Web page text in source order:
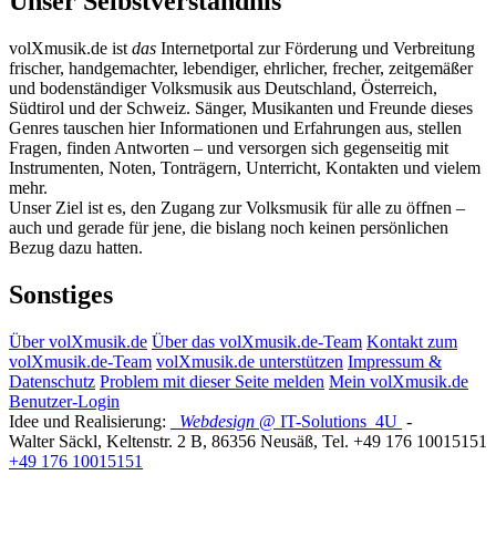
volXmusik.de ist das Internetportal zur Förderung und Verbreitung
frischer, handgemachter, lebendiger, ehrlicher, frecher, zeitgemäßer
und bodenständiger Volksmusik aus Deutschland, Österreich,
Südtirol und der Schweiz. Sänger, Musikanten und Freunde dieses
Genres tauschen hier Informationen und Erfahrungen aus, stellen
Fragen, finden Antworten – und versorgen sich gegenseitig mit
Instrumenten, Noten, Tonträgern, Unterricht, Kontakten und vielem
mehr.
Unser Ziel ist es, den Zugang zur Volksmusik für alle zu öffnen –
auch und gerade für jene, die bislang noch keinen persönlichen
Bezug dazu hatten.
Sonstiges
Über volXmusik.de Über das volXmusik.de-Team Kontakt zum
volXmusik.de-Team volXmusik.de unterstützen Impressum &
Datenschutz Problem mit dieser Seite melden Mein volXmusik.de
Benutzer-Login
Idee und Realisierung:
Webdesign @ IT-Solutions 4U -
Walter Säckl, Keltenstr. 2 B, 86356 Neusäß, Tel. +49 176 10015151
+49 176 10015151